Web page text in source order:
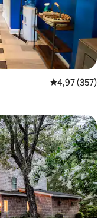
Classificação
4,97 (357)